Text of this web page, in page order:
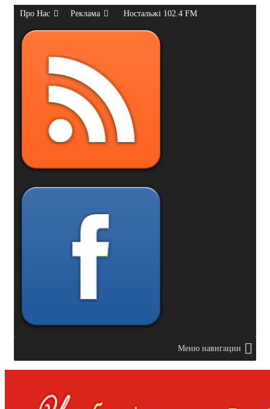
Про Нас Реклама Ностальжі 102.4 FM
Меню навигации